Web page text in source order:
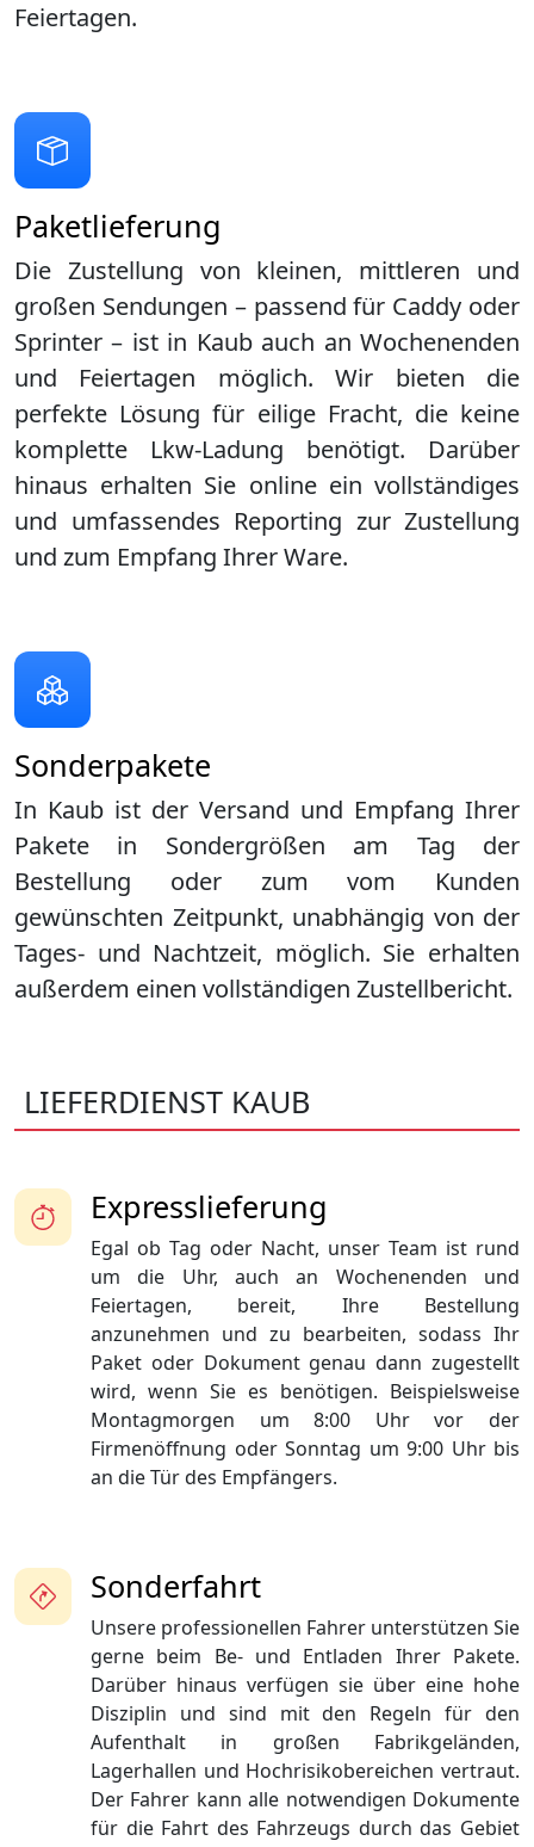
Feiertagen.
Paketlieferung
Die Zustellung von kleinen, mittleren und
großen Sendungen – passend für Caddy oder
Sprinter – ist in Kaubauch an Wochenenden
und Feiertagen möglich. Wir bieten die
perfekte Lösung für eilige Fracht, die keine
komplette Lkw-Ladung benötigt. Darüber
hinaus erhalten Sie online ein vollständiges
und umfassendes Reporting zur Zustellung
und zum Empfang Ihrer Ware.
Sonderpakete
In Kaub ist der Versand und Empfang Ihrer
Pakete in Sondergrößen am Tag der
Bestellung oder zum vom Kunden
gewünschten Zeitpunkt, unabhängig von der
Tages- und Nachtzeit, möglich. Sie erhalten
außerdem einen vollständigen Zustellbericht.
LIEFERDIENST KAUB
Sonderfahrt
Unsere professionellen Fahrer unterstützen Sie
gerne beim Be- und Entladen Ihrer Pakete.
Darüber hinaus verfügen sie über eine hohe
Disziplin und sind mit den Regeln für den
Aufenthalt in großen Fabrikgeländen,
Lagerhallen und Hochrisikobereichen vertraut.
Der Fahrer kann alle notwendigen Dokumente
für die Fahrt des Fahrzeugs durch das Gebiet
Expresslieferung
Egal ob Tag oder Nacht, unser Team ist rund
um die Uhr, auch an Wochenenden und
Feiertagen, bereit, Ihre Bestellung
anzunehmen und zu bearbeiten, sodass Ihr
Paket oder Dokument genau dann zugestellt
wird, wenn Sie es benötigen. Beispielsweise
Montagmorgen um 8:00 Uhr vor der
Firmenöffnung oder Sonntag um 9:00 Uhr bis
an die Tür des Empfängers.